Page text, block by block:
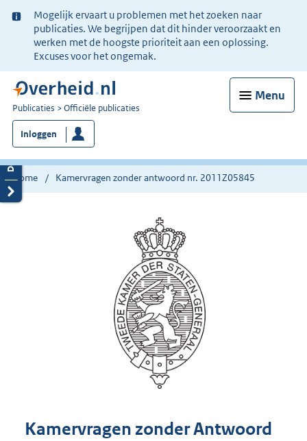
Ter
informatie:
Mogelijk ervaart u problemen met het zoeken naar
publicaties. We begrijpen dat dit hinder veroorzaakt en
werken met de hoogste prioriteit aan een oplossing.
Excuses voor het ongemak.
Menu
U
bent
nu
hier:
Publicaties Officiële publicaties
Inloggen
Home Kamervragen zonder antwoord nr. 2011Z05845
Kamervragen zonder Antwoord